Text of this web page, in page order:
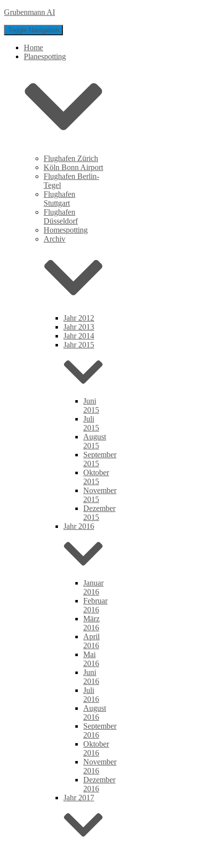
Grubenmann AI
Toggle Navigation
Home
Planespotting
Flughafen Zürich
Köln Bonn Airport
Flughafen Berlin-
Tegel
Flughafen
Stuttgart
Flughafen
Düsseldorf
Homespotting
Archiv
Jahr 2012
Jahr 2013
Jahr 2014
Jahr 2015
Juni
2015
Juli
2015
August
2015
September
2015
Oktober
2015
November
2015
Dezember
2015
Jahr 2016
Januar
2016
Februar
2016
März
2016
April
2016
Mai
2016
Juni
2016
Juli
2016
August
2016
September
2016
Oktober
2016
November
2016
Dezember
2016
Jahr 2017